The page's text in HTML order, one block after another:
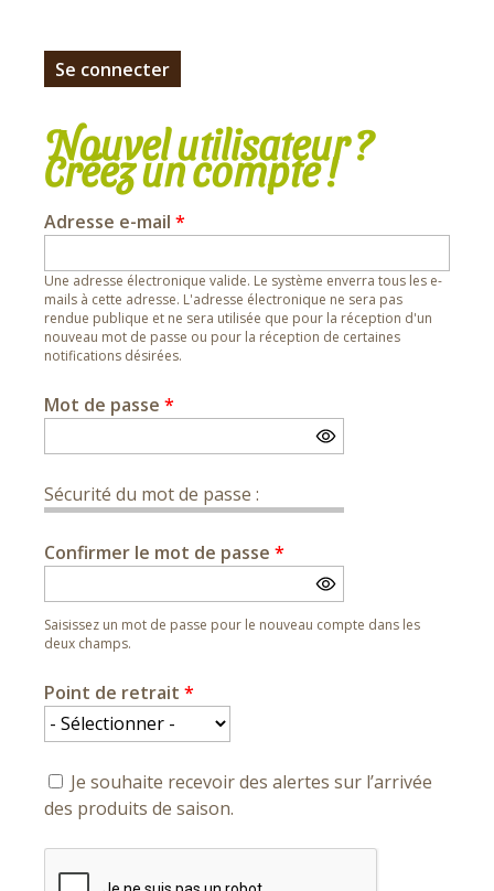
Nouvel utilisateur ?
Créez un compte !
Adresse e-mail *
Une adresse électronique valide. Le système enverra tous les e-
mails à cette adresse. L'adresse électronique ne sera pas
rendue publique et ne sera utilisée que pour la réception d'un
nouveau mot de passe ou pour la réception de certaines
notifications désirées.
Mot de passe *
Sécurité du mot de passe :
Confirmer le mot de passe *
Saisissez un mot de passe pour le nouveau compte dans les
deux champs.
Point de retrait *
Je souhaite recevoir des alertes sur l’arrivée
des produits de saison.